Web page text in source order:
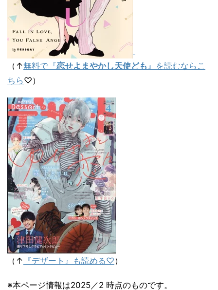
（↑無料で『恋せよまやかし天使ども 』を読むならこ
ちら♡）
（↑ 『デザート』も読める♡）
※本ページ情報は2025／2 時点のものです。